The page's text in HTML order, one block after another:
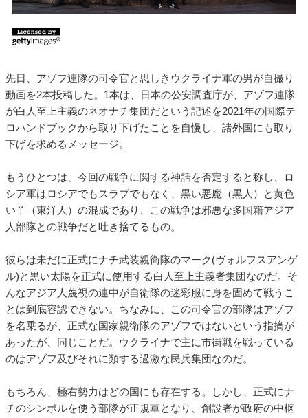
先日、アゾフ連隊の司令官と思しきウクライナ軍の男が自撮り
動画を2本投稿した。1本は、日本の公安調査庁が、アゾフ連隊
が白人至上主義のネオナチ集団だという記述を2021年の国際テ
ロハンドブックから取り下げたことを自慢し、諸外国にも取り
下げを求めるメッセージ。
もうひとつは、今回の戦争に関する神話を否定すると称し、ロ
シア軍はロシアでもスラブでもなく、黒い悪魔（黒人）と黄色
い羊（東洋人）の混成であり、この戦争は邪悪な多国籍アジア
人部隊との戦争だと吐き捨てるもの。
彼らは未だに正式にナチ武装親衛隊のマーク(ヴォルフスアンゲ
ル)と黒い太陽を正式に使用する白人至上主義者集団なのだ。そ
んなアジア人蔑視の連中が自衛隊の迷彩服に身を固めて戦うこ
とは到底容認できない。ちなみに、この司令官の部隊はアゾフ
を名乗るが、正式な国家親衛隊のアゾフではないという指摘が
あったが、同じことだ。ウクライナで主に市街戦を戦っている
のはアゾフ及びそれに類する過激な民兵集団なのだ。
もちろん、極右勢力はどの国にも存在する。しかし、正式にナ
チのシンボルを使う部隊が正規軍となり、創設者が政府の中枢